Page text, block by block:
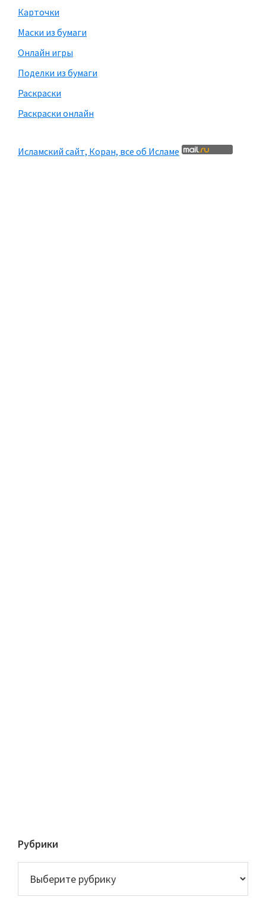
Карточки
Маски из бумаги
Онлайн игры
Поделки из бумаги
Раскраски
Раскраски онлайн
Исламский сайт, Коран, все об Исламе
Рубрики